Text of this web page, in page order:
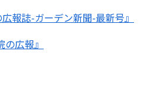
広報誌-ガーデン新聞-最新号』
の広報』